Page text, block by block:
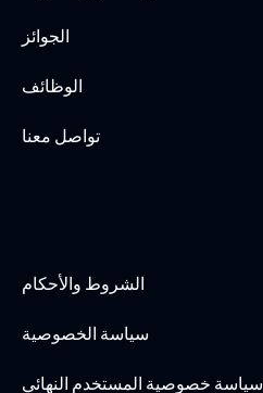
الجوائز
الوظائف
تواصل معنا
الشروط والأحكام
سياسة الخصوصية
سياسة خصوصية المستخدم النهائي